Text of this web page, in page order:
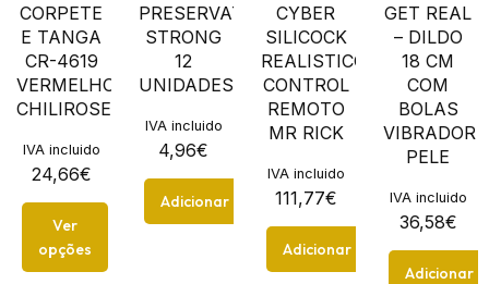
CORPETE
E TANGA
CR-4619
VERMELHO
CHILIROSE
24,66€
IVA incluido
Ver
opções
PRESERVATIVOS
STRONG
12
UNIDADES
4,96€
IVA incluido
Adicionar
CYBER
SILICOCK
REALISTICO
CONTROL
REMOTO
MR RICK
111,77€
IVA incluido
Adicionar
GET REAL
– DILDO
18 CM
COM
BOLAS
VIBRADOR
PELE
36,58€
IVA incluido
Adicionar